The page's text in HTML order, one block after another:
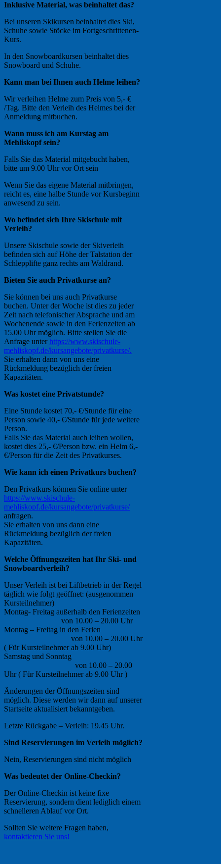
Inklusive Material, was beinhaltet das?
Bei unseren Skikursen beinhaltet dies Ski,
Schuhe sowie Stöcke im Fortgeschrittenen-
Kurs.
In den Snowboardkursen beinhaltet dies
Snowboard und Schuhe.
Kann man bei Ihnen auch Helme leihen?
Wir verleihen Helme zum Preis von 5,- €
/Tag. Bitte den Verleih des Helmes bei der
Anmeldung mitbuchen.
Wann muss ich am Kurstag am
Mehliskopf sein?
Falls Sie das Material mitgebucht haben,
bitte um 9.00 Uhr vor Ort sein
Wenn Sie das eigene Material mitbringen,
reicht es, eine halbe Stunde vor Kursbeginn
anwesend zu sein.
Wo befindet sich Ihre Skischule mit
Verleih?
Unsere Skischule sowie der Skiverleih
befinden sich auf Höhe der Talstation der
Schlepplifte ganz rechts am Waldrand.
Bieten Sie auch Privatkurse an?
Sie können bei uns auch Privatkurse
buchen. Unter der Woche ist dies zu jeder
Zeit nach telefonischer Absprache und am
Wochenende sowie in den Ferienzeiten ab
15.00 Uhr möglich. Bitte stellen Sie die
Anfrage unterhttps://www.skischule-
mehliskopf.de/kursangebote/privatkurse/.
Sie erhalten dann von uns eine
Rückmeldung bezüglich der freien
Kapazitäten.
Was kostet eine Privatstunde?
Eine Stunde kostet 70,- €/Stunde für eine
Person sowie 40,- €/Stunde für jede weitere
Person.
Falls Sie das Material auch leihen wollen,
kostet dies 25,- €/Person bzw. ein Helm 6,-
€/Person für die Zeit des Privatkurses.
Wie kann ich einen Privatkurs buchen?
Den Privatkurs können Sie online unter
https://www.skischule-
mehliskopf.de/kursangebote/privatkurse/
anfragen.
Sie erhalten von uns dann eine
Rückmeldung bezüglich der freien
Kapazitäten.
Welche Öffnungszeiten hat Ihr Ski- und
Snowboardverleih?
Unser Verleih ist bei Liftbetrieb in der Regel
täglich wie folgt geöffnet: (ausgenommen
Kursteilnehmer)
Montag- Freitag außerhalb den Ferienzeiten
von 10.00 – 20.00 Uhr
Montag – Freitag in den Ferien
von 10.00 – 20.00 Uhr
( Für Kursteilnehmer ab 9.00 Uhr)
Samstag und Sonntag
von 10.00 – 20.00
Uhr ( Für Kursteilnehmer ab 9.00 Uhr )
Änderungen der Öffnungszeiten sind
möglich. Diese werden wir dann auf unserer
Startseite aktualisiert bekanntgeben.
Letzte Rückgabe – Verleih: 19.45 Uhr.
Sind Reservierungen im Verleih möglich?
Nein, Reservierungen sind nicht möglich
Was bedeutet der Online-Checkin?
Der Online-Checkin ist keine fixe
Reservierung, sondern dient lediglich einem
schnelleren Ablauf vor Ort.
Sollten Sie weitere Fragen haben,
kontaktieren Sie uns!